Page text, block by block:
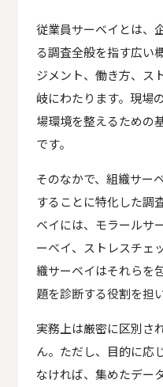
従業員サーベイとは、
る調査全般を指す広い
ジメント、働き方、ス
岐にわたります。現場
場環境を整えるための
です。
そのなかで、組織サー
することに特化した調
ベイには、モラールサ
ーベイ、ストレスチェ
織サーベイはそれらを
題を診断する役割を担
実務上は厳密に区別さ
ん。ただし、目的に応
なければ、集めたデー